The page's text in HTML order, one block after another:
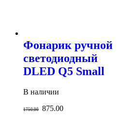
Фонарик ручной
светодиодный
DLED Q5 Small
В наличии
1750.00 875.00